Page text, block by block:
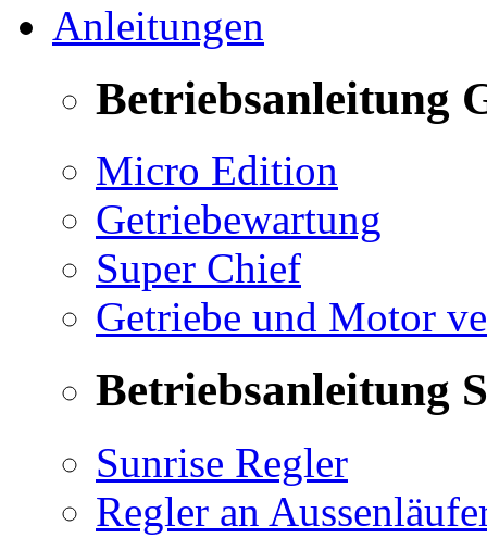
Anleitungen
Betriebsanleitung
Micro Edition
Getriebewartung
Super Chief
Getriebe und Motor
Betriebsanleitung
Sunrise Regler
Regler an